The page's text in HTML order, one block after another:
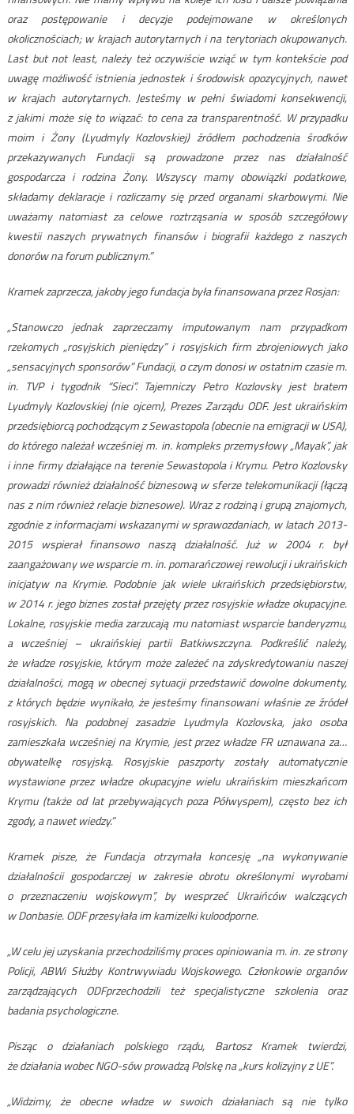
oraz postępowanie i decyzje podejmowane w określonych
okolicznościach; w krajach autorytarnych i na terytoriach okupowanych.
Last but not least, należy też oczywiście wziąć w tym kontekście pod
uwagę możliwość istnienia jednostek i środowisk opozycyjnych, nawet
w krajach autorytarnych. Jesteśmy w pełni świadomi konsekwencji,
z jakimi może się to wiązać: to cena za transparentność. W przypadku
moim i Żony (Lyudmyly Kozlovskiej) źródłem pochodzenia środków
przekazywanych Fundacji są prowadzone przez nas działalność
gospodarcza i rodzina Żony. Wszyscy mamy obowiązki podatkowe,
składamy deklaracje i rozliczamy się przed organami skarbowymi. Nie
uważamy natomiast za celowe roztrząsania w sposób szczegółowy
kwestii naszych prywatnych finansów i biografii każdego z naszych
donorów na forum publicznym.”
Kramek zaprzecza, jakoby jego fundacja była finansowana przez Rosjan:
„Stanowczo jednak zaprzeczamy imputowanym nam przypadkom
rzekomych „rosyjskich pieniędzy” i rosyjskich firm zbrojeniowych jako
„sensacyjnych sponsorów” Fundacji, o czym donosi w ostatnim czasie m.
in. TVP i tygodnik “Sieci”. Tajemniczy Petro Kozlovsky jest bratem
Lyudmyly Kozlovskiej (nie ojcem), Prezes Zarządu ODF. Jest ukraińskim
przedsiębiorcą pochodzącym z Sewastopola (obecnie na emigracji w USA),
do którego należał wcześniej m. in. kompleks przemysłowy „Mayak”, jak
i inne firmy działające na terenie Sewastopola i Krymu. Petro Kozlovsky
prowadzi również działalność biznesową w sferze telekomunikacji (łączą
nas z nim również relacje biznesowe). Wraz z rodziną i grupą znajomych,
zgodnie z informacjami wskazanymi w sprawozdaniach, w latach 2013-
2015 wspierał finansowo naszą działalność. Już w 2004 r. był
zaangażowany we wsparcie m. in. pomarańczowej rewolucji i ukraińskich
inicjatyw na Krymie. Podobnie jak wiele ukraińskich przedsiębiorstw,
w 2014 r. jego biznes został przejęty przez rosyjskie władze okupacyjne.
Lokalne, rosyjskie media zarzucają mu natomiast wsparcie banderyzmu,
a wcześniej – ukraińskiej partii Batkiwszczyna. Podkreślić należy,
że władze rosyjskie, którym może zależeć na zdyskredytowaniu naszej
działalności, mogą w obecnej sytuacji przedstawić dowolne dokumenty,
z których będzie wynikało, że jesteśmy finansowani właśnie ze źródeł
rosyjskich. Na podobnej zasadzie Lyudmyla Kozlovska, jako osoba
zamieszkała wcześniej na Krymie, jest przez władze FR uznawana za…
obywatelkę rosyjską. Rosyjskie paszporty zostały automatycznie
wystawione przez władze okupacyjne wielu ukraińskim mieszkańcom
Krymu (także od lat przebywających poza Półwyspem), często bez ich
zgody, a nawet wiedzy.”
Kramek pisze, że Fundacja otrzymała koncesję „na wykonywanie
działalnościi gospodarczej w zakresie obrotu określonymi wyrobami
o przeznaczeniu wojskowym”, by wesprzeć Ukraińców walczących
w Donbasie. ODF przesyłała im kamizelki kuloodporne.
„W celu jej uzyskania przechodziliśmy proces opiniowania m. in. ze strony
Policji, ABWi Służby Kontrwywiadu Wojskowego. Członkowie organów
zarządzających ODFprzechodzili też specjalistyczne szkolenia oraz
badania psychologiczne.
Pisząc o działaniach polskiego rządu, Bartosz Kramek twierdzi,
że działania wobec NGO-sów prowadzą Polskę na „kurs kolizyjny z UE”.
„Widzimy, że obecne władze w swoich działaniach są nie tylko